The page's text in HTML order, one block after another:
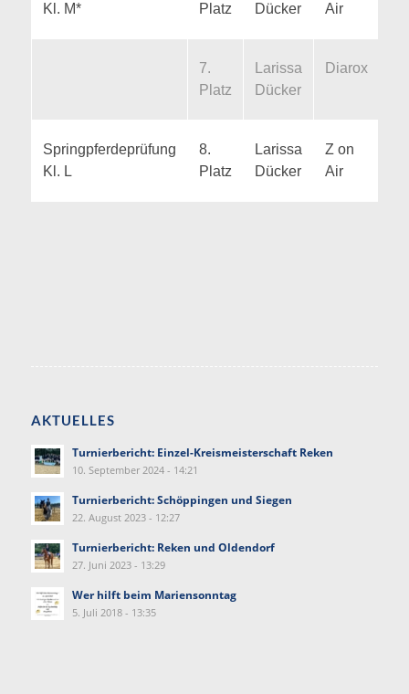
Kl. M*
Platz
Dücker
Air
7.
Platz
Larissa
Dücker
Diarox
Springpferdeprüfung
Kl. L
8.
Platz
Larissa
Dücker
Z on
Air
AKTUELLES
Turnierbericht: Einzel-Kreismeisterschaft Reken
10. September 2024 - 14:21
Turnierbericht: Schöppingen und Siegen
22. August 2023 - 12:27
Turnierbericht: Reken und Oldendorf
27. Juni 2023 - 13:29
Wer hilft beim Mariensonntag
5. Juli 2018 - 13:35